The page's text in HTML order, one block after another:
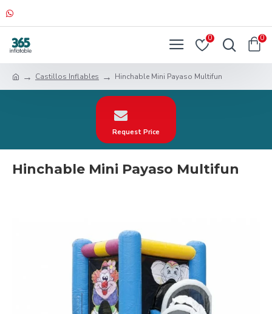
0 0
Castillos Inflables Hinchable Mini Payaso Multifun
Request Price
Hinchable Mini Payaso Multifun